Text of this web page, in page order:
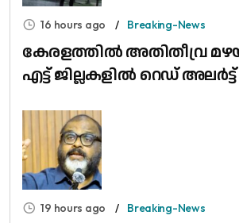
16 hours ago Breaking-News
കേരളത്തിൽ അതിതീവ്ര
എട്ട് ജില്ലകളിൽ റെഡ് അലർട്ട്
19 hours ago Breaking-News